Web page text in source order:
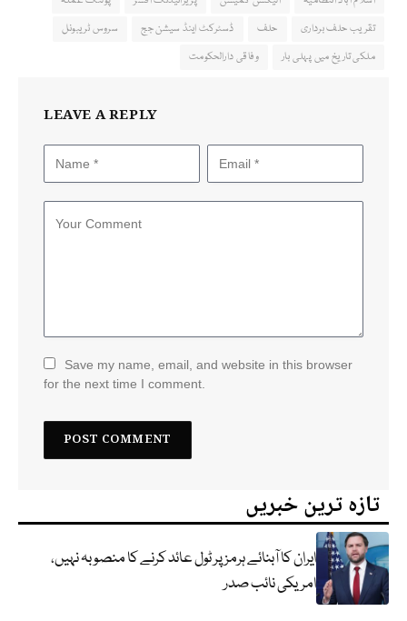
تقریب حلف برداری
حلف ڈسٹرکٹ اینڈ سیشن جج
سروس ٹریبونل
ملکی تاریخ میں پہلی بار
وفاقی دارالحکومت
LEAVE A REPLY
Save my name, email, and website in this browser
for the next time I comment.
تازہ ترین خبریں
ایران کا آبنائے ہرمز پر ٹول عائد کرنے کا منصوبہ نہیں،
امریکی نائب صدر